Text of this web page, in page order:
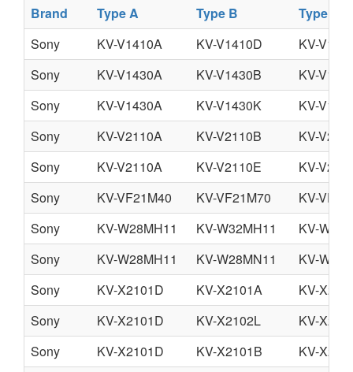
Brand Type A Type B
Type C
Sony
KV-V1410A KV-V1410D
KV-
Sony
KV-V1430A KV-V1430B
KV-
Sony
KV-V1430A KV-V1430K
KV-
Sony
KV-V2110A KV-V2110B
KV-
Sony
KV-V2110A KV-V2110E
KV-
Sony
KV-VF21M40 KV-VF21M70
KV-
Sony
KV-W28MH11 KV-W32MH11
KV-
Sony
KV-W28MH11 KV-W28MN11
KV-
Sony
KV-X2101D KV-X2101A
KV-
Sony
KV-X2101D KV-X2102L
KV-
Sony
KV-X2101D KV-X2101B
KV-